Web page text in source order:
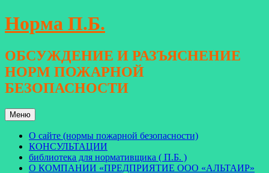
Перейти
к
Норма П.Б.
ОБСУЖДЕНИЕ И РАЗЪЯСНЕНИЕ
НОРМ ПОЖАРНОЙ
БЕЗОПАСНОСТИ
Меню
О сайте (нормы пожарной безопасности)
КОНСУЛЬТАЦИИ
библиотека для нормативщика ( П.Б. )
О КОМПАНИИ «ПРЕДПРИЯТИЕ ООО «АЛЬТАИР»